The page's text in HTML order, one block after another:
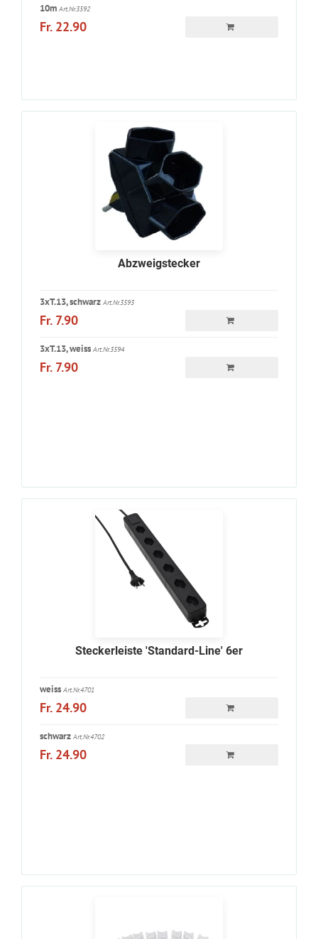
10m Art.Nr.3592
Fr. 22.90
Abzweigstecker
3xT.13, schwarz Art.Nr.3593
Fr. 7.90
3xT.13, weiss Art.Nr.3594
Fr. 7.90
Steckerleiste 'Standard-Line' 6er
weiss Art.Nr.4701
Fr. 24.90
schwarz Art.Nr.4702
Fr. 24.90